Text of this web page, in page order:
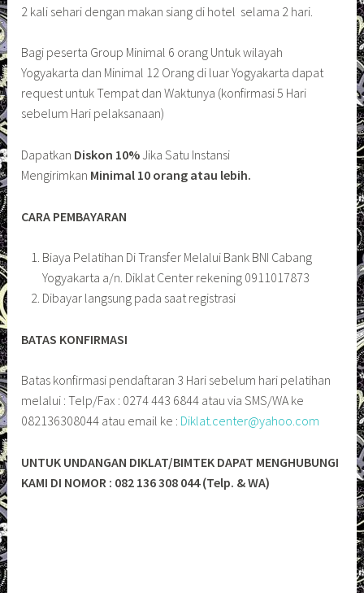
2 kali sehari dengan makan siang di hotel selama 2 hari.
Bagi peserta Group Minimal 6 orang Untuk wilayah
Yogyakarta dan Minimal 12 Orang di luar Yogyakarta dapat
request untuk Tempat dan Waktunya (konfirmasi 5 Hari
sebelum Hari pelaksanaan)
Dapatkan Diskon 10%Jika Satu Instansi
Mengirimkan Minimal 10 orang atau lebih.
CARA PEMBAYARAN
Biaya Pelatihan Di Transfer Melalui Bank BNI Cabang
Yogyakarta a/n. Diklat Center rekening 0911017873
Dibayar langsung pada saat registrasi
BATAS KONFIRMASI
Batas konfirmasi pendaftaran 3 Hari sebelum hari pelatihan
melalui : Telp/Fax : 0274 443 6844 atau via SMS/WA ke
082136308044 atau email ke : Diklat.center@yahoo.com
UNTUK UNDANGAN DIKLAT/BIMTEK DAPAT MENGHUBUNGI
KAMI DI NOMOR : 082 136 308 044 (Telp. & WA)